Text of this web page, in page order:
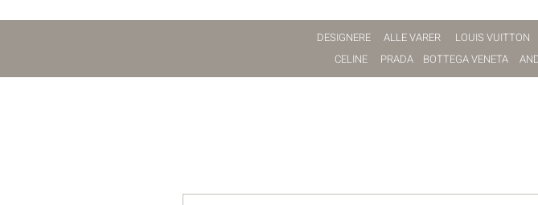
DESIGNERE ALLE VARER LOUIS VUITTON
CELINE
PRADA BOTTEGA VENETA